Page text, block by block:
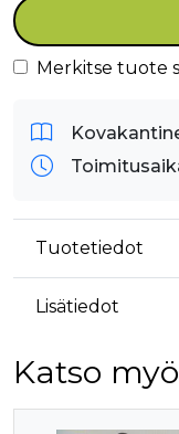
Merkitse tuote
Tuotetiedot
Lisätiedot
Katso
Tuoteluettelon